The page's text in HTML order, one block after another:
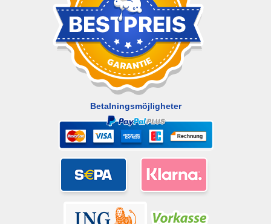
Betalningsmöjligheter